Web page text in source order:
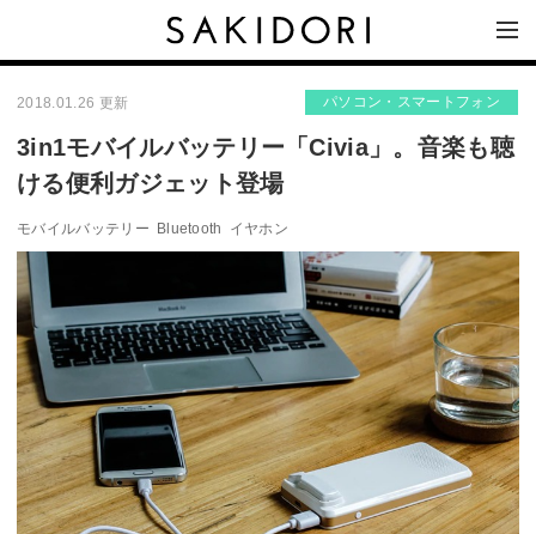
2018.01.26 更新 パソコン・スマートフォン
3in1モバイルバッテリー「Civia」。音楽も聴
ける便利ガジェット登場
モバイルバッテリー Bluetooth イヤホン